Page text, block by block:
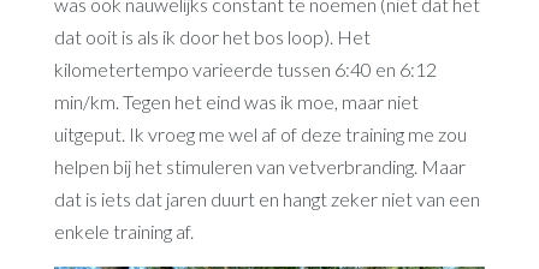
dat ooit is als ik door het bos loop). Het
kilometertempo varieerde tussen 6:40 en 6:12
min/km. Tegen het eind was ik moe, maar niet
uitgeput. Ik vroeg me wel af of deze training me zou
helpen bij het stimuleren van vetverbranding. Maar
dat is iets dat jaren duurt en hangt zeker niet van een
enkele training af.